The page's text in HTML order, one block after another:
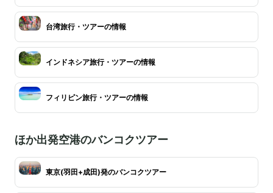
台湾旅行・ツアーの情報
インドネシア旅行・ツアーの情報
フィリピン旅行・ツアーの情報
ほか出発空港のバンコクツアー
東京(羽田+成田)発のバンコクツアー